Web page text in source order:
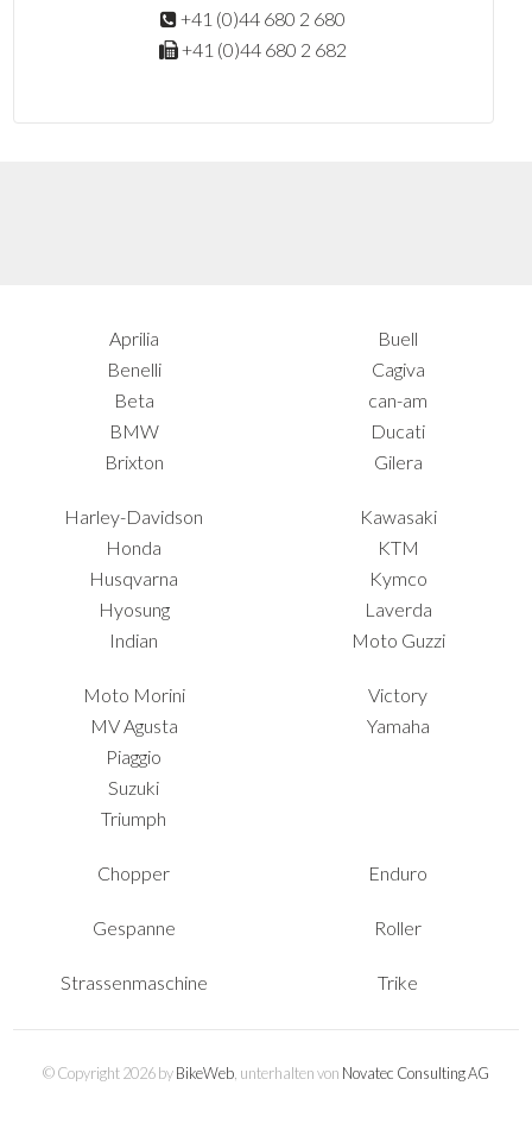
+41 (0)44 680 2 680
+41 (0)44 680 2 682
Aprilia
Benelli
Beta
BMW
Brixton
Buell
Cagiva
can-am
Ducati
Gilera
Harley-Davidson
Honda
Husqvarna
Hyosung
Indian
Kawasaki
KTM
Kymco
Laverda
Moto Guzzi
Moto Morini
MV Agusta
Piaggio
Suzuki
Triumph
Victory
Yamaha
Chopper Enduro
Gespanne Roller
Strassenmaschine Trike
© Copyright 2026 byBikeWeb , unterhalten von Novatec Consulting AG